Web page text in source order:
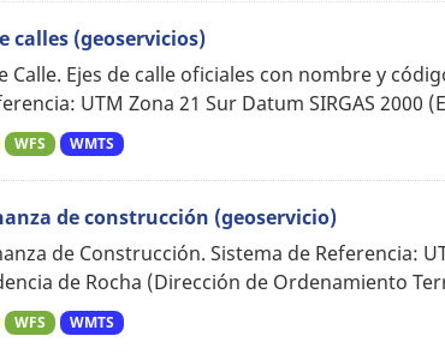
calles (geoservicios)
Calle. Ejes de calle oficiales con nombre y
UTM Zona 21 Sur Datum SIRGAS 2000
WFS WMTS
de construcción (geoservicio)
de Construcción. Sistema de Referencia:
de Rocha (Dirección de Ordenamiento
WFS WMTS